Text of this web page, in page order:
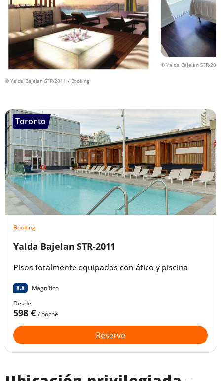
© Yalda Bajelan STR-2011 / Booking
© Yalda Bajelan STR-
Toronto
Booking
Yalda Bajelan STR-2011
Pisos totalmente equipados con ático y piscina
8.8
Magnífico
Desde
598 € / noche
Reserve